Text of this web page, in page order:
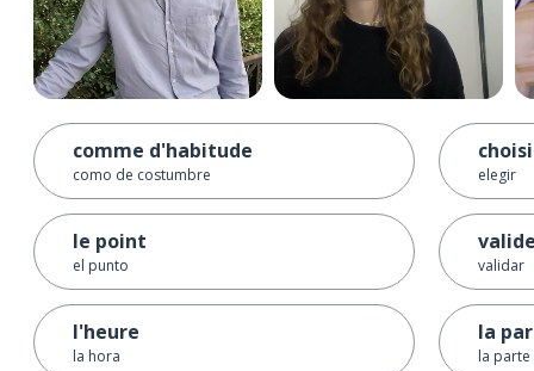
comme d'habitude
como de costumbre
le point
el punto
l'heure
la hora
elegir
validar
la
la parte